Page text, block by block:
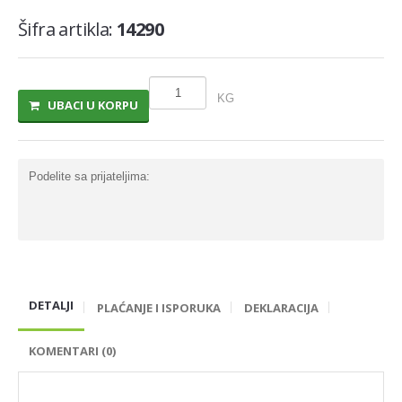
MLECNI PROIZVODI
TRAJNO I COKOLADNO MLEKO
SLADOLEDI
MARGARIN I MASLAC
SIR I SIRNI NAMAZI
SVEZE MESO - SVINJSKO
SVEZE MESO - JUNECE
Šifra artikla: 14290
KG
UBACI U KORPU
Podelite sa prijateljima:
DETALJI PLAĆANJE I ISPORUKA DEKLARACIJA
KOMENTARI (0)